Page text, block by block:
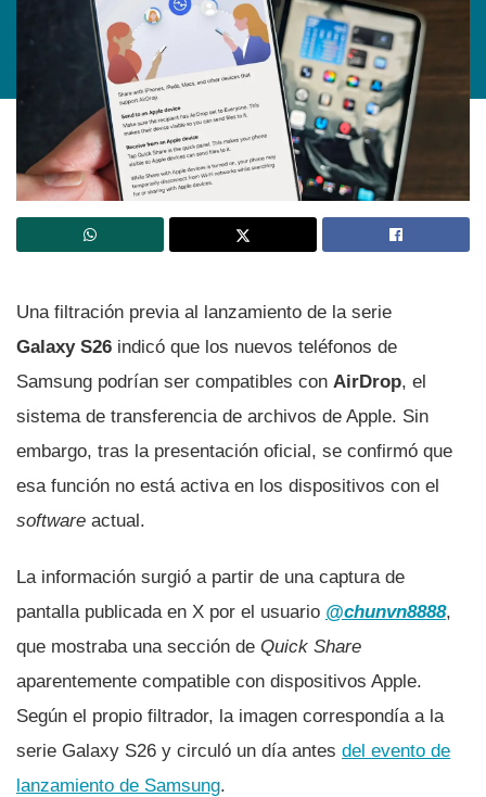
Una filtración previa al lanzamiento de la serie
Galaxy S26 indicó que los nuevos teléfonos de
Samsung podrían ser compatibles con AirDrop, el
sistema de transferencia de archivos de Apple. Sin
embargo, tras la presentación oficial, se confirmó que
esa función no está activa en los dispositivos con el
software actual.
La información surgió a partir de una captura de
pantalla publicada en X por el usuario @chunvn8888,
que mostraba una sección de Quick Share
aparentemente compatible con dispositivos Apple.
Según el propio filtrador, la imagen correspondía a la
serie Galaxy S26 y circuló un día antes del evento de
lanzamiento de Samsung.